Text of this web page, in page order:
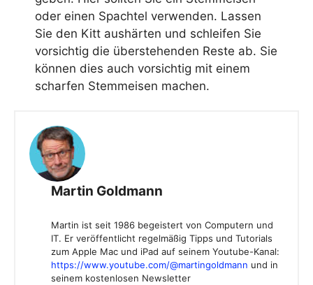
oder einen Spachtel verwenden. Lassen
Sie den Kitt aushärten und schleifen Sie
vorsichtig die überstehenden Reste ab. Sie
können dies auch vorsichtig mit einem
scharfen Stemmeisen machen.
Martin Goldmann
Martin ist seit 1986 begeistert von Computern und
IT. Er veröffentlicht regelmäßig Tipps und Tutorials
zum Apple Mac und iPad auf seinem Youtube-Kanal:
https://www.youtube.com/@martingoldmann und in
seinem kostenlosen Newsletter